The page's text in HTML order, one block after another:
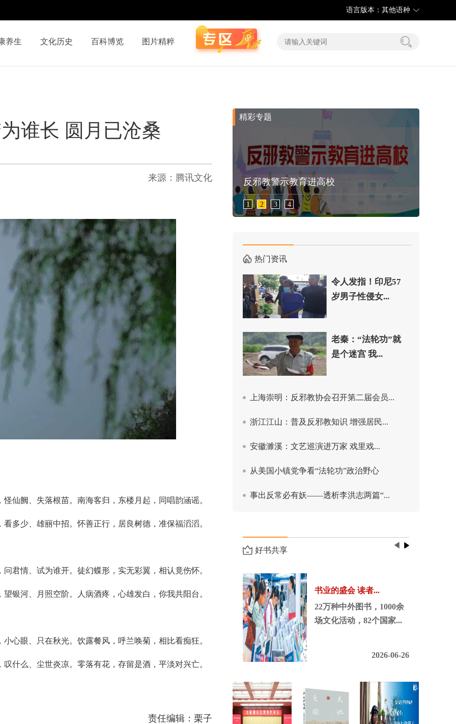
语言版本：其他语种
养生 文化历史 百科博览 图片精粹
谁长 圆月已沧桑
来源：腾讯文化
仙阙、失落根苗。南海客归，东楼月起，同唱韵涵谣。
多少、雄丽中招。怀善正行，居良树德，准保福滔滔。
君情、试为谁开。徒幻蝶形，实无彩翼，相认竟伤怀。
银河、月照空阶。人病酒疼，心雄发白，你我共阳台。
心眼、只在秋光。饮露餐风，呼兰唤菊，相比看痴狂。
什么、尘世炎凉。零落有花，存留是酒，平淡对兴亡。
责任编辑：栗子